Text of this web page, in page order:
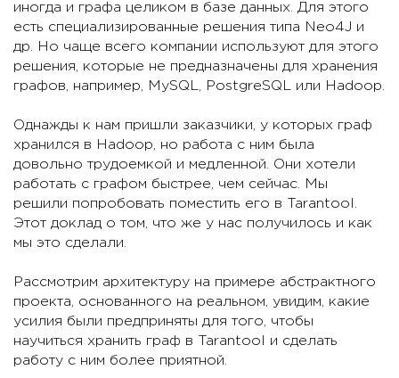
иногда и графа целиком в базе данных. Для этого
есть специализированные решения типа Neo4J и
др. Но чаще всего компании используют для этого
решения, которые не предназначены для хранения
графов, например, MySQL, PostgreSQL или Hadoop.
Однажды к нам пришли заказчики, у которых граф
хранился в Hadoop, но работа с ним была
довольно трудоемкой и медленной. Они хотели
работать с графом быстрее, чем сейчас. Мы
решили попробовать поместить его в Tarantool.
Этот доклад о том, что же у нас получилось и как
мы это сделали.
Рассмотрим архитектуру на примере абстрактного
проекта, основанного на реальном, увидим, какие
усилия были предприняты для того, чтобы
научиться хранить граф в Tarantool и сделать
работу с ним более приятной.